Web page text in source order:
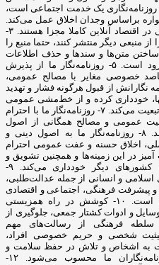
توسط مقام معظم رهبری است. ۲- روزنامه‌نگاری یک خدمت اجتماعی است،
براساس وجدان اخلاق عمل می‌کند.
در این راستا بخش خبر و بخش بازرگانی در اقتصاد آنلاین کاملا مجزا هستند. ۳-
از منبعی دیگر منتشر کنند، حتما منبع را
ساختن متن‌ها و سندها و حذف اطلاعات
اساسی رویدادها در اقتصاد آنلاین مطرود است. ۵- روزنامه‌نگار ما از پذیرش
خصوصی مغایر با مصالح عمومی،
و روزنامه نگارانش از قبول هرگونه فشار و تهدید
خودداری کرده و از خط‌مشی عمومی
رسانه و اصول شرافت حرفه ای خویش تبعیت می‌کند. ۷- روزنامه‌نگار ما با احترام
عمومی و مصالح همگانی از اصول
شرافت حرفه‌ای خویشتن تبعیت می‌کند. ۸- روزنامه‌نگار ما به اصول دینی و
اخلاق حسنه و عفت عمومی احترام
در این زمینه‌ها و همچنین تشویق و
تحریک به جنگ تجاوزکارانه نسبت به کشورهای دیگر خودداری می‌کند. ۹-
و انسانی از جمله عدالت‌طلبی،
و پیشرفت فرهنگی، اجتماعی و اقتصادی
ملت‌ها و فرهنگ‌ها، احترام خاص قائل است. ۱۰- کوشش در راه همزیستی
و ادوات کشتار جمعی، جلوگیری از
سلطه فرهنگی از رسالت‌های مهم
۱۱- احترام به حیثیت شخصی و حریم خصوصی افراد،
به اشخاص و تلاش در حفظ سلامت و
آرامش روانی جامعه از وظایف روزنامه‌نگاران ما محسوب می‌شود. ۱۲-